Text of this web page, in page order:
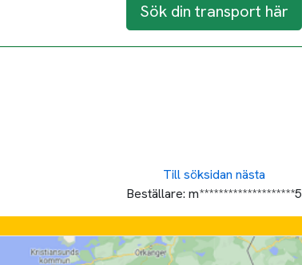
Sök din transport här
Till söksidan nästa
Beställare: m********************5